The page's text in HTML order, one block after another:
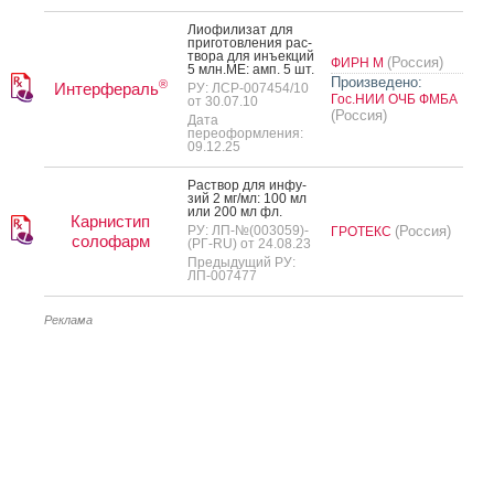
Интерфераль®
Ли­офи­лизат для
при­готов­ле­ния рас­
тво­ра для инъ­ек­ций
5 млн.МЕ: амп. 5 шт.
РУ: ЛСР-007454/10
от 30.07.10
Дата
переоформления:
09.12.25
ФИРН М (Россия)
Произведено:
Гос.НИИ ОЧБ ФМБА
(Россия)
Карнистип
солофарм
Рас­твор для ин­фу­
зий 2 мг/мл: 100 мл
или 200 мл фл.
РУ: ЛП-№(003059)-
(РГ-RU) от 24.08.23
Предыдущий РУ:
ЛП-007477
ГРОТЕКС (Россия)
Реклама